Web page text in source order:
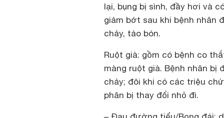
lại, bụng bị sình, đầy hơi và
giảm bớt sau khi bệnh nhân
chảy, táo bón.
Ruột già: gồm có bệnh co
màng ruột già. Bệnh nhân
chảy; đôi khi có các triệu
phân bị thay đổi nhỏ đi.